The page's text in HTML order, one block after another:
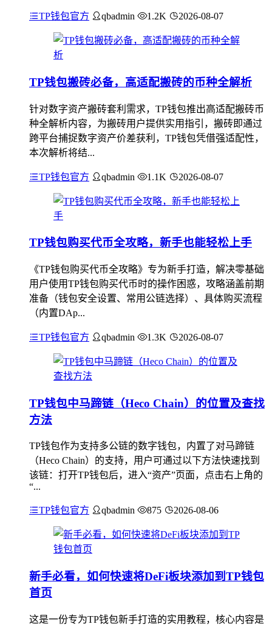
TP钱包官方 qbadmin 1.2K 2026-08-07
TP钱包搬砖必备，高适配搬砖的币种全解析
针对数字资产搬砖套利需求，TP钱包推出高适配搬砖币
种全解析内容，为搬砖用户提供实用指引，搬砖即通过
跨平台捕捉数字资产价差获利，TP钱包凭借强适配性，
本次解析将结...
TP钱包官方 qbadmin 1.1K 2026-08-07
TP钱包购买代币全攻略，新手也能轻松上手
《TP钱包购买代币全攻略》专为新手打造，解决零基础
用户使用TP钱包购买代币时的操作困惑，攻略涵盖前期
准备（钱包安全设置、常用公链选择）、具体购买流程
（内置DAp...
TP钱包官方 qbadmin 1.3K 2026-08-07
TP钱包中马蹄链（Heco Chain）的位置及查找
方法
TP钱包作为支持多公链的数字钱包，内置了对马蹄链
（Heco Chain）的支持，用户可通过以下方法快速找到
该链：打开TP钱包后，进入“资产”页面，点击右上角的
“...
TP钱包官方 qbadmin 875 2026-08-06
新手必看，如何快速将DeFi板块添加到TP钱包
首页
这是一份专为TP钱包新手打造的实用教程，核心内容是